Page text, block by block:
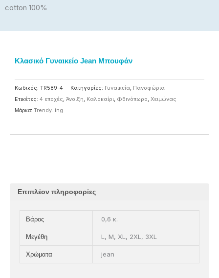
cotton 100%
Κλασικό Γυναικείο Jean Μπουφάν
Κωδικός: TR589-4 Κατηγορίες: Γυναικεία, Πανοφώρια
Ετικέτες: 4 εποχές, Άνοιξη, Καλοκαίρι, Φθινόπωρο, Χειμώνας
Μάρκα: Trendy. ing
Επιπλέον πληροφορίες
Βάρος 0,6 κ.
Μεγέθη L, M, XL, 2XL, 3XL
Χρώματα jean